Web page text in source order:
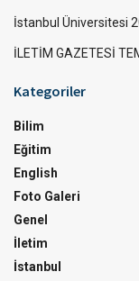
İstanbul Üniversitesi
İLETİM GAZETESİ
Kategoriler
Bilim
Eğitim
English
Foto Galeri
Genel
İletim
İstanbul